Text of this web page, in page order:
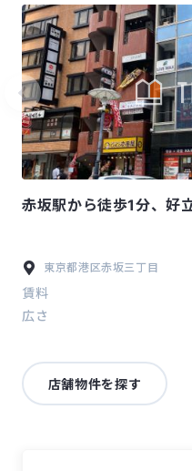
赤坂駅から徒歩1分、好
東京都港区赤坂三丁目
賃料
広さ
店舗物件を探す